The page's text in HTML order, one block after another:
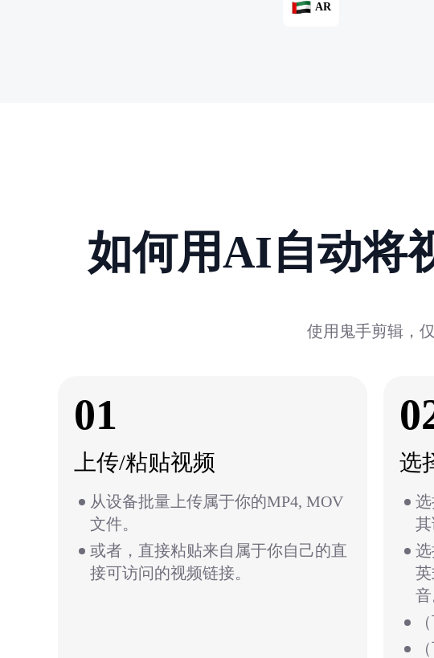
AR
如何用AI自动将
使用鬼手剪辑，
01
上传/粘贴视频
从设备批量上传属于你的MP4, MOV
文件。
或者，直接粘贴来自属于你自己的直
接可访问的视频链接。
选
其
音